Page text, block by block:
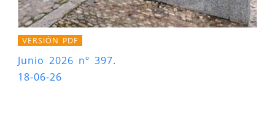
VERSIÓN PDF
Junio 2026 nº 397.
18-06-26